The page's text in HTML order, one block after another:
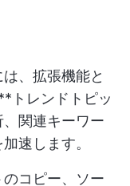
、拡張機能と
トレンドトピッ
関連キーワー
速します。
コピー、ソー